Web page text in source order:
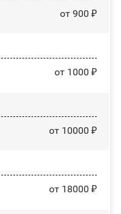
от 900 ₽
от 1000 ₽
от 10000 ₽
от 18000 ₽